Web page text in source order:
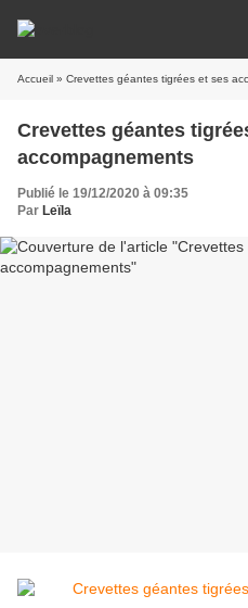
Accueil » Crevettes géantes tigrées et ses
Crevettes géantes
accompagnements
Publié le 19/12/2020 à 09:35
Par Leïla